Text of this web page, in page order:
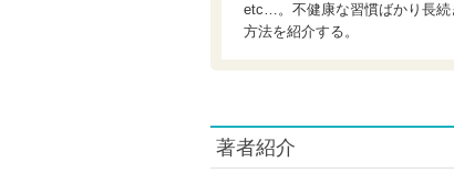
etc…。不健康な習慣ばかり長続
方法を紹介する。
著者紹介